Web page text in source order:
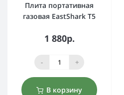
Плита портативная
газовая EastShark T5
1 880р.
- +
В корзину